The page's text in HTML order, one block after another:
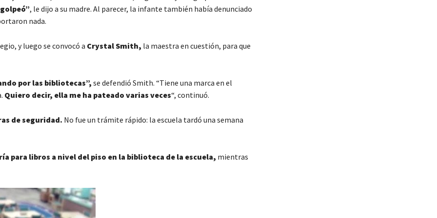
, le dijo a su madre. Al parecer, la infante también había denunciado
nada.
y luego se convocó a Crystal Smith, la maestra en cuestión, para que
por las bibliotecas”, se defendió Smith. “Tiene una marca en el
Quiero decir, ella me ha pateado varias veces“, continuó.
de seguridad. No fue un trámite rápido: la escuela tardó una semana
para libros a nivel del piso en la biblioteca de la escuela, mientras